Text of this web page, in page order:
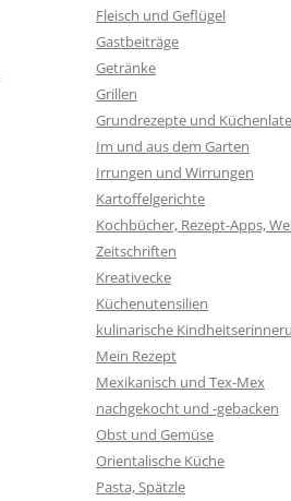
Fleisch und Geflügel
Gastbeiträge
Getränke
Grillen
Grundrezepte und
Im und aus dem Garten
Irrungen und Wirrungen
Kartoffelgerichte
Kochbücher, Rezept-Apps,
Zeitschriften
Kreativecke
Küchenutensilien
kulinarische
Mein Rezept
Mexikanisch und Tex-Mex
nachgekocht und -gebacken
Obst und Gemüse
Orientalische Küche
Pasta, Spätzle